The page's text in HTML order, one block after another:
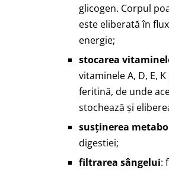
glicogen. Corpul
este eliberată în
energie;
stocarea
vitaminele A, D, E,
feritină, de unde
stochează și
susținerea
digestiei;
filtrarea sângelui: